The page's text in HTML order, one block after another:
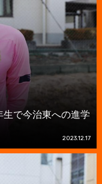
生で今治東への進学
2023.12.17